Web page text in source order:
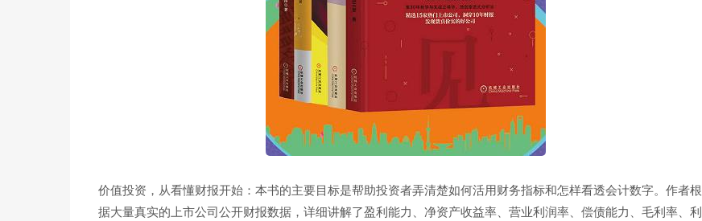
价值投资，从看懂财报开始：本书的主要目标是帮助投资者弄清楚如何活用财务指标和怎样看透会计数字。作者根
据大量真实的上市公司公开财报数据，详细讲解了盈利能力、净资产收益率、营业利润率、偿债能力、毛利率、利